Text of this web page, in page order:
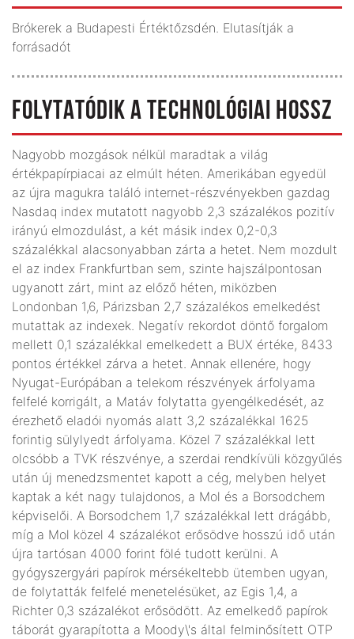
Brókerek a Budapesti Értéktőzsdén. Elutasítják a
forrásadót
FOLYTATÓDIK A TECHNOLÓGIAI HOSSZ
Nagyobb mozgások nélkül maradtak a világ
értékpapírpiacai az elmúlt héten. Amerikában egyedül
az újra magukra találó internet-részvényekben gazdag
Nasdaq index mutatott nagyobb 2,3 százalékos pozitív
irányú elmozdulást, a két másik index 0,2-0,3
százalékkal alacsonyabban zárta a hetet. Nem mozdult
el az index Frankfurtban sem, szinte hajszálpontosan
ugyanott zárt, mint az előző héten, miközben
Londonban 1,6, Párizsban 2,7 százalékos emelkedést
mutattak az indexek. Negatív rekordot döntő forgalom
mellett 0,1 százalékkal emelkedett a BUX értéke, 8433
pontos értékkel zárva a hetet. Annak ellenére, hogy
Nyugat-Európában a telekom részvények árfolyama
felfelé korrigált, a Matáv folytatta gyengélkedését, az
érezhető eladói nyomás alatt 3,2 százalékkal 1625
forintig sülylyedt árfolyama. Közel 7 százalékkal lett
olcsóbb a TVK részvénye, a szerdai rendkívüli közgyűlés
után új menedzsmentet kapott a cég, melyben helyet
kaptak a két nagy tulajdonos, a Mol és a Borsodchem
képviselői. A Borsodchem 1,7 százalékkal lett drágább,
míg a Mol közel 4 százalékot erősödve hosszú idő után
újra tartósan 4000 forint fölé tudott kerülni. A
gyógyszergyári papírok mérsékeltebb ütemben ugyan,
de folytatták felfelé menetelésüket, az Egis 1,4, a
Richter 0,3 százalékot erősödött. Az emelkedő papírok
táborát gyarapította a Moody\'s által felminősített OTP